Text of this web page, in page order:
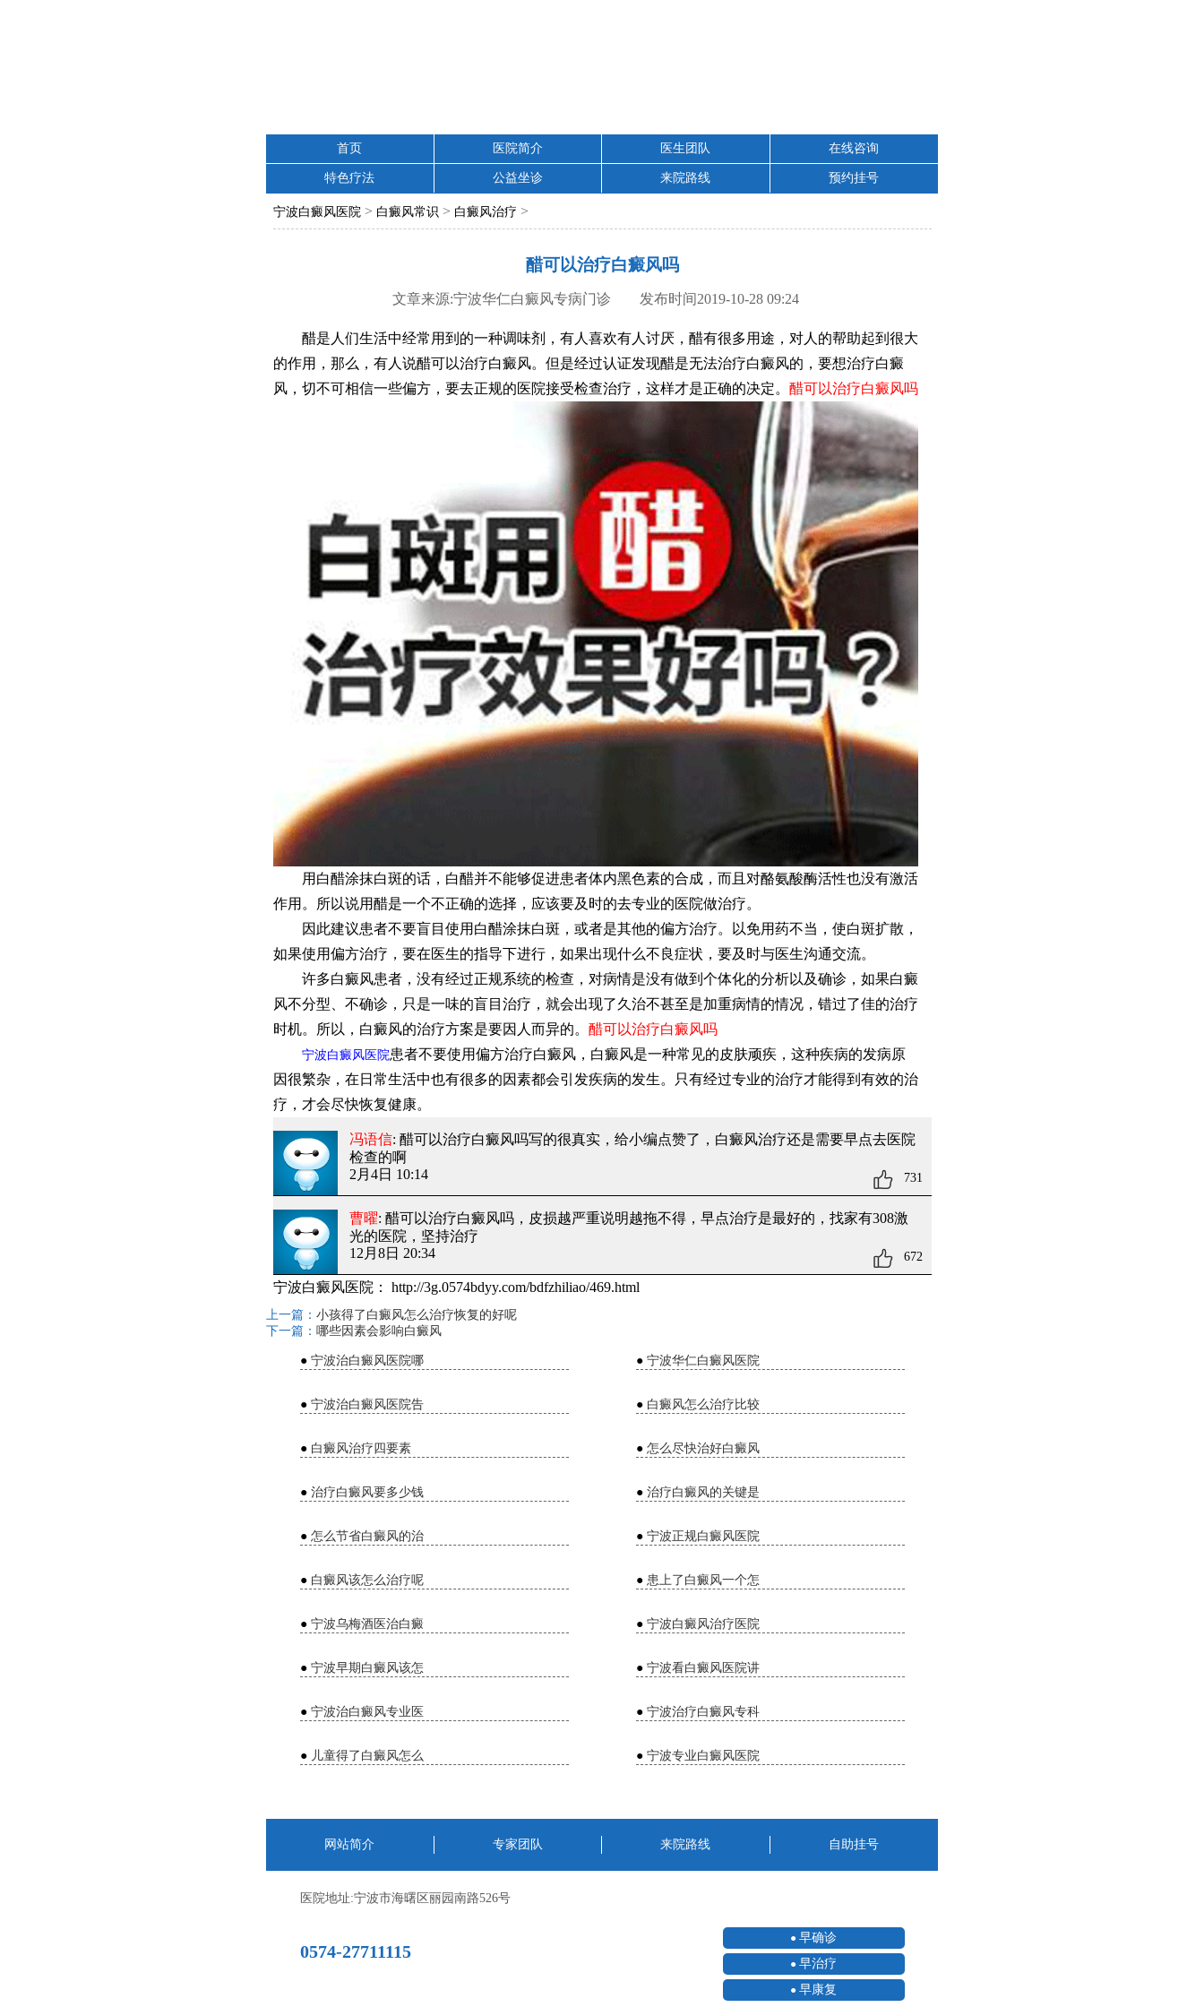
首页 医院简介 医生团队 在线咨询
特色疗法 公益坐诊 来院路线 预约挂号
宁波白癜风医院 > 白癜风常识 > 白癜风治疗 >
醋可以治疗白癜风吗
文章来源:宁波华仁白癜风专病门诊 发布时间2019-10-28 09:24
醋是人们生活中经常用到的一种调味剂，有人喜欢有人讨厌，醋有很多用途，对人的帮助起到很大
的作用，那么，有人说醋可以治疗白癜风。但是经过认证发现醋是无法治疗白癜风的，要想治疗白癜
风，切不可相信一些偏方，要去正规的医院接受检查治疗，这样才是正确的决定。 醋可以治疗白癜风吗
用白醋涂抹白斑的话，白醋并不能够促进患者体内黑色素的合成，而且对酪氨酸酶活性也没有激活
作用。所以说用醋是一个不正确的选择，应该要及时的去专业的医院做治疗。
因此建议患者不要盲目使用白醋涂抹白斑，或者是其他的偏方治疗。以免用药不当，使白斑扩散，
如果使用偏方治疗，要在医生的指导下进行，如果出现什么不良症状，要及时与医生沟通交流。
许多白癜风患者，没有经过正规系统的检查，对病情是没有做到个体化的分析以及确诊，如果白癜
风不分型、不确诊，只是一味的盲目治疗，就会出现了久治不甚至是加重病情的情况，错过了佳的治疗
时机。所以，白癜风的治疗方案是要因人而异的。 醋可以治疗白癜风吗
宁波白癜风医院患者不要使用偏方治疗白癜风，白癜风是一种常见的皮肤顽疾，这种疾病的发病原
因很繁杂，在日常生活中也有很多的因素都会引发疾病的发生。只有经过专业的治疗才能得到有效的治
疗，才会尽快恢复健康。
冯语信: 醋可以治疗白癜风吗写的很真实，给小编点赞了，白癜风治疗还是需要早点去医院
检查的啊
2月4日 10:14
731
曹曜: 醋可以治疗白癜风吗 ，皮损越严重说明越拖不得，早点治疗是最好的，找家有308激
光的医院，坚持治疗
12月8日 20:34
672
宁波白癜风医院： http://3g.0574bdyy.com/bdfzhiliao/469.html
上一篇： 小孩得了白癜风怎么治疗恢复的好呢
下一篇： 哪些因素会影响白癜风
● 宁波治白癜风医院哪 ● 宁波华仁白癜风医院
● 宁波治白癜风医院告 ● 白癜风怎么治疗比较
● 白癜风治疗四要素 ● 怎么尽快治好白癜风
● 治疗白癜风要多少钱 ● 治疗白癜风的关键是
● 怎么节省白癜风的治 ● 宁波正规白癜风医院
● 白癜风该怎么治疗呢 ● 患上了白癜风一个怎
● 宁波乌梅酒医治白癜 ● 宁波白癜风治疗医院
● 宁波早期白癜风该怎 ● 宁波看白癜风医院讲
● 宁波治白癜风专业医 ● 宁波治疗白癜风专科
● 儿童得了白癜风怎么 ● 宁波专业白癜风医院
网站简介 专家团队 来院路线 自助挂号
医院地址:宁波市海曙区丽园南路526号
0574-27711115
早确诊
早治疗
早康复